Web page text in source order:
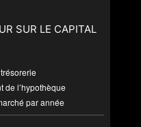
SUR LE CAPITAL